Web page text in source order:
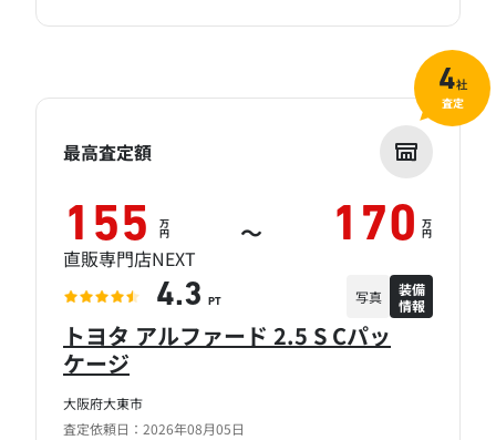
大阪府大東市
査定依頼日：2026年08月05日
トヨタ アルファード 2.5 S Cパッ
ケージ
最高査定額
155 万
円 ～ 170 万
円
直販専門店NEXT
4.3 PT 写真
装備
情報
4社
査定